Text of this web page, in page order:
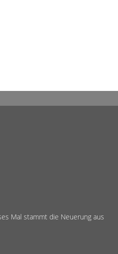
Mal stammt die Neuerung aus